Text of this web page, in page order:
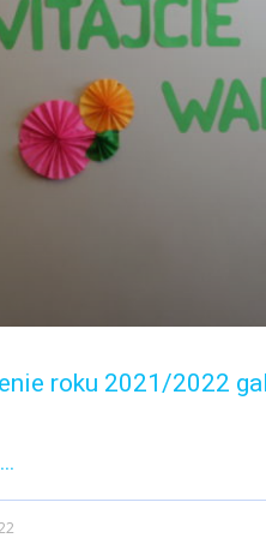
roku 2021/2022